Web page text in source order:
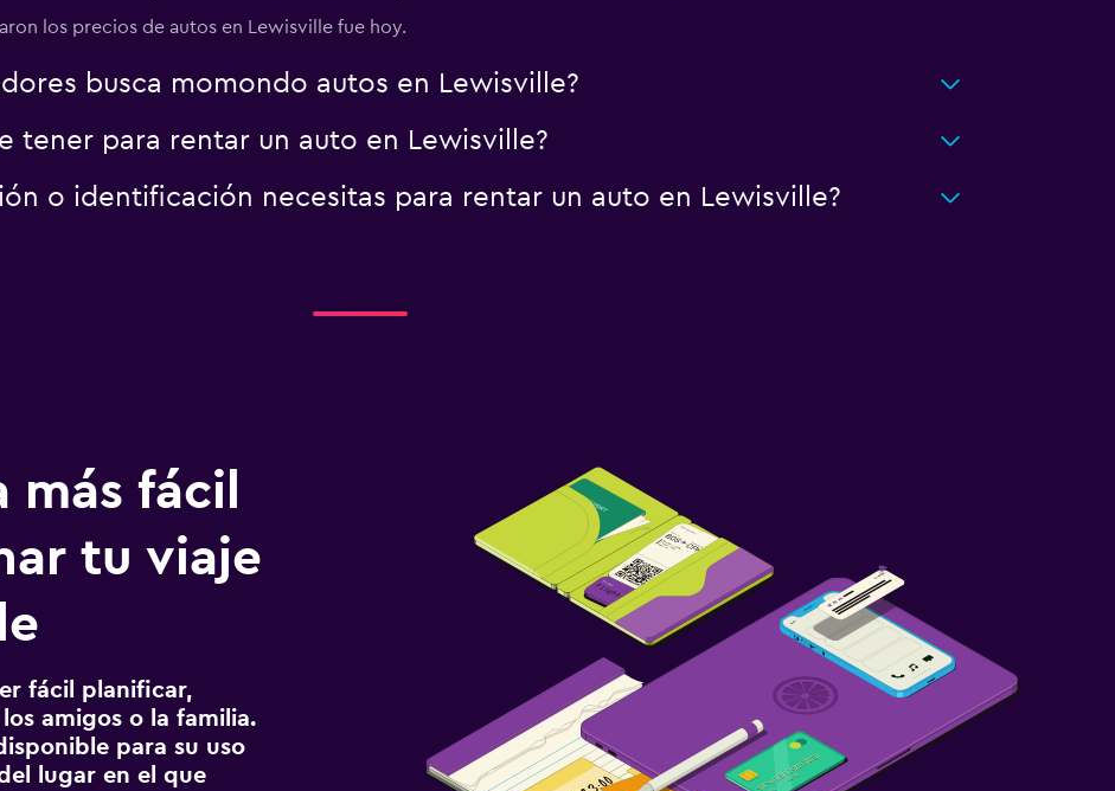
los precios de autos en Lewisville fue hoy.
busca momondo autos en Lewisville?
tener para rentar un auto en Lewisville?
o identificación necesitas para rentar un auto en Lewisville?
más fácil
tu viaje
fácil planificar,
amigos o la familia.
para su uso
lugar en el que